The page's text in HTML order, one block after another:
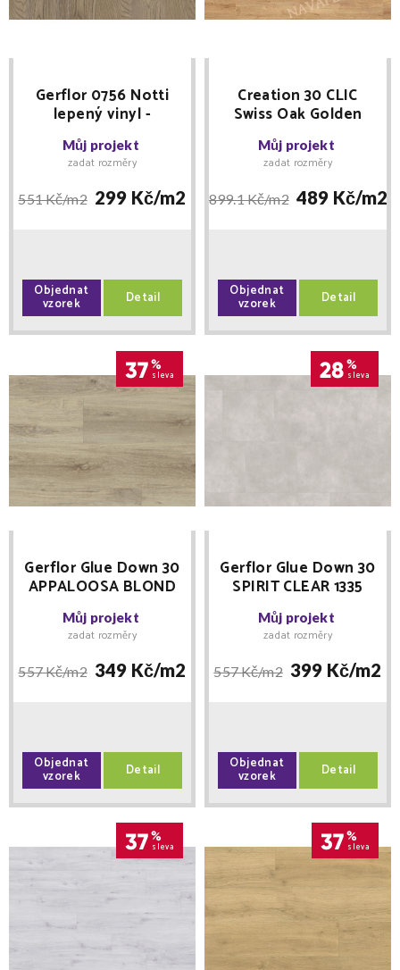
Gerflor 0756 Notti
lepený vinyl -
doprodej 32 balení
Můj projekt
zadat rozměry
551 Kč/m2 299 Kč/m2
Objednat
vzorek Detail
Creation 30 CLIC
Swiss Oak Golden
0796 zámková
vinylová podlaha
Můj projekt
zadat rozměry
899.1 Kč/m2 489 Kč/m2
Objednat
vzorek Detail
37%
sleva
Gerflor Glue Down 30
APPALOOSA BLOND
1332 vinylová podlaha
lepená
Můj projekt
zadat rozměry
557 Kč/m2 349 Kč/m2
Objednat
vzorek Detail
28%
sleva
Gerflor Glue Down 30
SPIRIT CLEAR 1335
vinylová podlaha
lepená
Můj projekt
zadat rozměry
557 Kč/m2 399 Kč/m2
Objednat
vzorek Detail
37%
sleva 37%
sleva